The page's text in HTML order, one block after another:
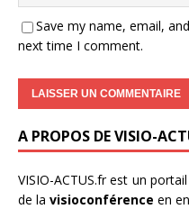
Save my name, email,
next time I comment.
A PROPOS DE VISIO-
VISIO-ACTUS.frest un portail
de la visioconférence en